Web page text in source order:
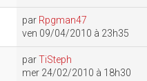
par Rpgman47
ven 09/04/2010 à 23h35
parTiSteph
mer 24/02/2010 à 18h30